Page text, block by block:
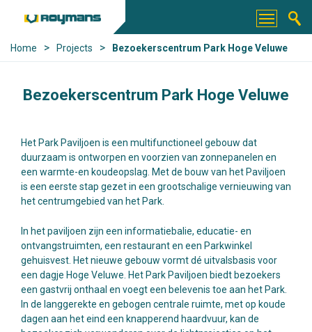
Home > Projects > Bezoekerscentrum Park Hoge Veluwe
Bezoekerscentrum Park Hoge Veluwe
Het Park Paviljoen is een multifunctioneel gebouw dat
duurzaam is ontworpen en voorzien van zonnepanelen en
een warmte-en koudeopslag. Met de bouw van het Paviljoen
is een eerste stap gezet in een grootschalige vernieuwing van
het centrumgebied van het Park.
In het paviljoen zijn een informatiebalie, educatie- en
ontvangstruimten, een restaurant en een Parkwinkel
gehuisvest. Het nieuwe gebouw vormt dé uitvalsbasis voor
een dagje Hoge Veluwe. Het Park Paviljoen biedt bezoekers
een gastvrij onthaal en voegt een belevenis toe aan het Park.
In de langgerekte en gebogen centrale ruimte, met op koude
dagen aan het eind een knapperend haardvuur, kan de